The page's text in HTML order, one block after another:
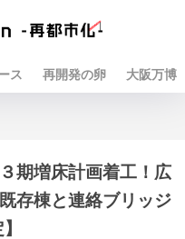
ス 再開発の卵 大阪万博
期増床計画着工！広
存棟と連絡ブリッジ